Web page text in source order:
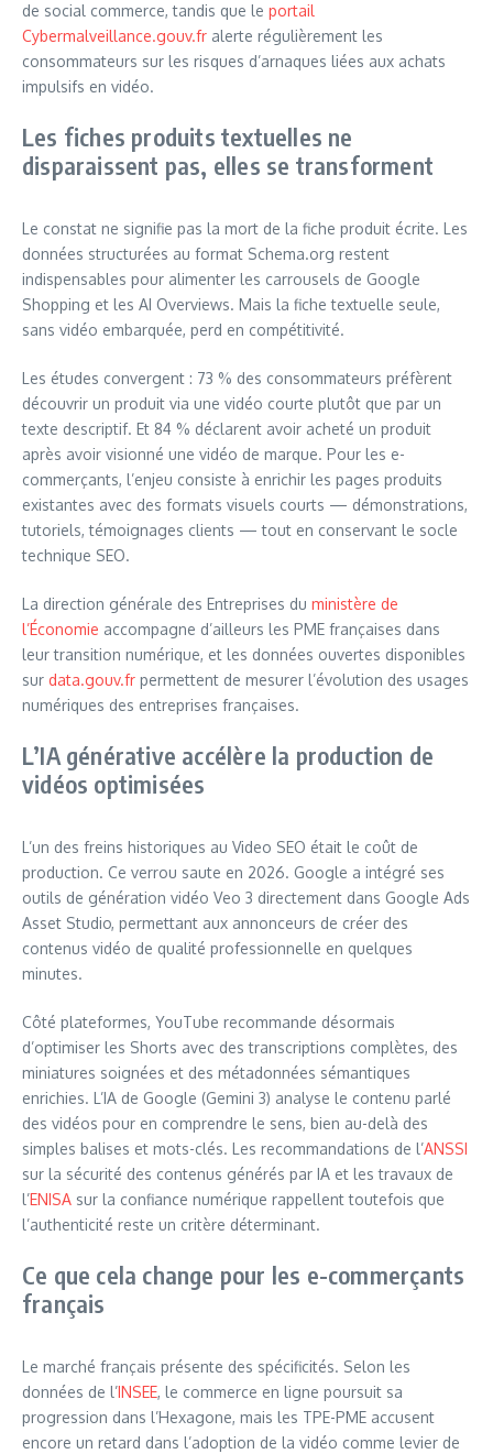
de social commerce, tandis que le portail
Cybermalveillance.gouv.fr alerte régulièrement les
consommateurs sur les risques d’arnaques liées aux achats
impulsifs en vidéo.
Les fiches produits textuelles ne
disparaissent pas, elles se transforment
Le constat ne signifie pas la mort de la fiche produit écrite. Les
données structurées au format Schema.org restent
indispensables pour alimenter les carrousels de Google
Shopping et les AI Overviews. Mais la fiche textuelle seule,
sans vidéo embarquée, perd en compétitivité.
Les études convergent : 73 % des consommateurs préfèrent
découvrir un produit via une vidéo courte plutôt que par un
texte descriptif. Et 84 % déclarent avoir acheté un produit
après avoir visionné une vidéo de marque. Pour les e-
commerçants, l’enjeu consiste à enrichir les pages produits
existantes avec des formats visuels courts — démonstrations,
tutoriels, témoignages clients — tout en conservant le socle
technique SEO.
La direction générale des Entreprises du ministère de
l’Économie accompagne d’ailleurs les PME françaises dans
leur transition numérique, et les données ouvertes disponibles
sur data.gouv.fr permettent de mesurer l’évolution des usages
numériques des entreprises françaises.
L’IA générative accélère la production de
vidéos optimisées
L’un des freins historiques au Video SEO était le coût de
production. Ce verrou saute en 2026. Google a intégré ses
outils de génération vidéo Veo 3 directement dans Google Ads
Asset Studio, permettant aux annonceurs de créer des
contenus vidéo de qualité professionnelle en quelques
minutes.
Côté plateformes, YouTube recommande désormais
d’optimiser les Shorts avec des transcriptions complètes, des
miniatures soignées et des métadonnées sémantiques
enrichies. L’IA de Google (Gemini 3) analyse le contenu parlé
des vidéos pour en comprendre le sens, bien au-delà des
simples balises et mots-clés. Les recommandations de l’ANSSI
sur la sécurité des contenus générés par IA et les travaux de
l’ENISA sur la confiance numérique rappellent toutefois que
l’authenticité reste un critère déterminant.
Ce que cela change pour les e-commerçants
français
Le marché français présente des spécificités. Selon les
données de l’INSEE, le commerce en ligne poursuit sa
progression dans l’Hexagone, mais les TPE-PME accusent
encore un retard dans l’adoption de la vidéo comme levier de